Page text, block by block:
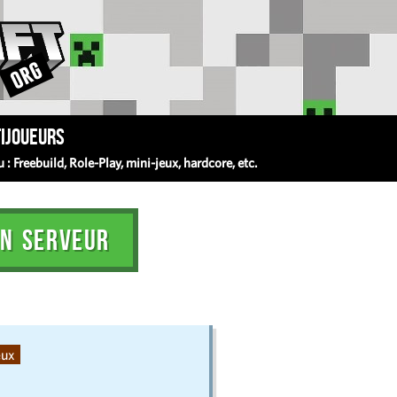
Role-Play, mini-jeux, hardcore, etc.
SERVEUR